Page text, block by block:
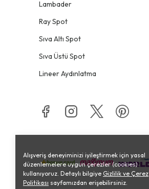
Alışveriş deneyiminizi iyileştirmek için yasal
düzenlemelere uygun çerezler (cookies)
kullanıyoruz. Detaylı bilgiye Gizlilik ve Çerez
Politikası sayfamızdan erişebilirsiniz.
Lambader
Ray Spot
Sıva Altı Spot
Sıva Üstü Spot
Lineer Aydınlatma